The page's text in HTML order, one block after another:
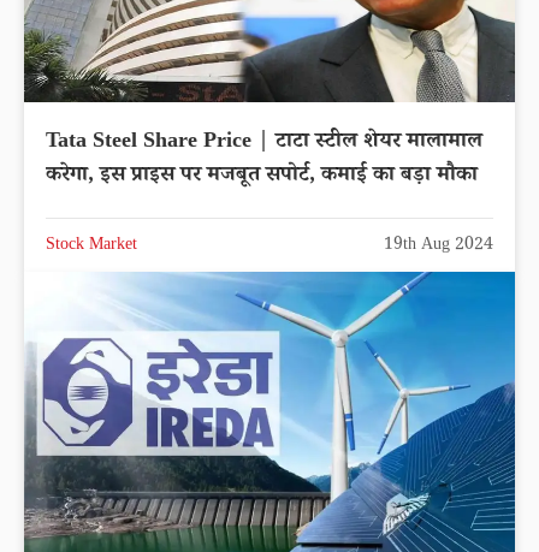
Tata Steel Share Price | टाटा स्टील शेयर मालामाल
करेगा, इस प्राइस पर मजबूत सपोर्ट, कमाई का बड़ा मौका
Stock Market 19th Aug 2024